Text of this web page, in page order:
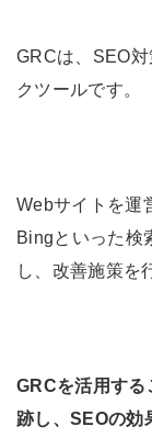
GRCは、SEO
クツールです。
Webサイトを運
Bingといった検
し、改善施策を
GRCを活用する
跡し、SEOの効